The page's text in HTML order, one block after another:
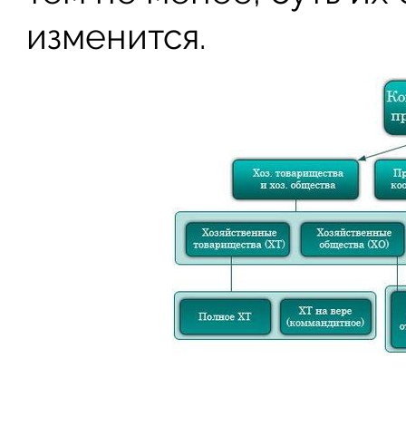
изменится.